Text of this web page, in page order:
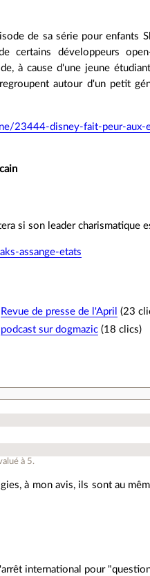
de sa série pour enfants
développeurs
à cause d'une jeune
autour d'un petit
23444-disney-fait-peur-
si son leader charismatique
assange-etats
Revue de presse de l'April (23
podcast sur dogmazic (18 clics)
à 5.
à mon avis, ils sont au
international pour